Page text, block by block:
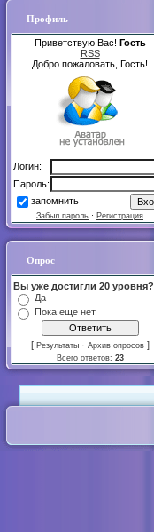
Профиль
Приветствую Вас! Гость
RSS
Добро пожаловать, Гость!
Логин:
Пароль:
запомнить
Забыл пароль · Регистрация
Опрос
Вы уже достигли 20 уровня?
Да
Пока еще нет
[ Результаты · Архив опросов ]
Всего ответов: 23